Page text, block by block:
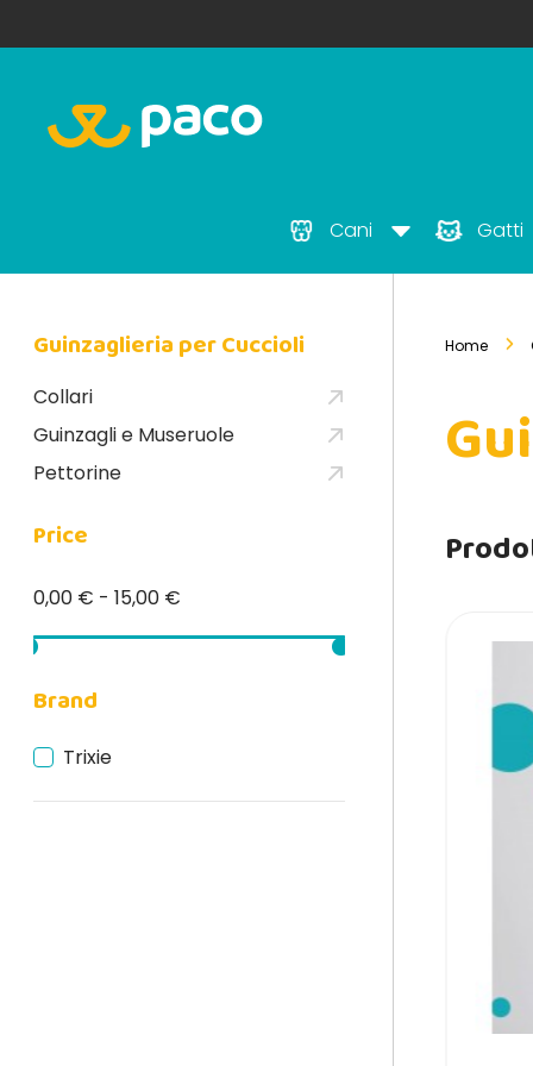
Cani Gatti
Guinzaglieria per Cuccioli
Collari
Guinzagli e Museruole
Pettorine
Price
0,00 € - 15,00 €
Brand
Trixie
Home